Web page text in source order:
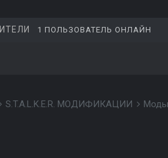
1 ПОЛЬЗОВАТЕЛЬ ОНЛАЙН
S.T.A.L.K.E.R. МОДИФИКАЦИИ